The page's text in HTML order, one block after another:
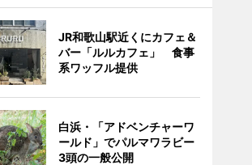
JR和歌山駅近くにカフェ＆
バー「ルルカフェ」 食事
系ワッフル提供
白浜・「アドベンチャーワ
ールド」でパルマワラビー
3頭の一般公開